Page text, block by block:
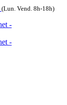
(Lun. Vend. 8h-18h)